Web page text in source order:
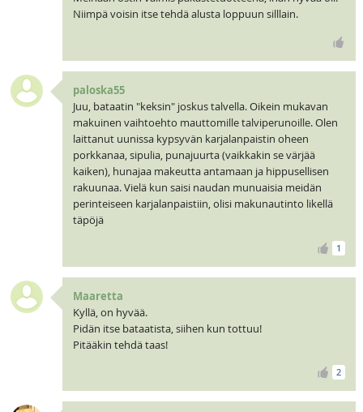
Niimpä voisin itse tehdä alusta loppuun silllain.
paloska55
Juu, bataatin "keksin" joskus talvella. Oikein mukavan
makuinen vaihtoehto mauttomille talviperunoille. Olen
laittanut uunissa kypsyvän karjalanpaistin oheen
porkkanaa, sipulia, punajuurta (vaikkakin se värjää
kaiken), hunajaa makeutta antamaan ja hippusellisen
rakuunaa. Vielä kun saisi naudan munuaisia meidän
perinteiseen karjalanpaistiin, olisi makunautinto likellä
täpöjä
1
Maaretta
Kyllä, on hyvää.
Pidän itse bataatista, siihen kun tottuu!
Pitääkin tehdä taas!
2